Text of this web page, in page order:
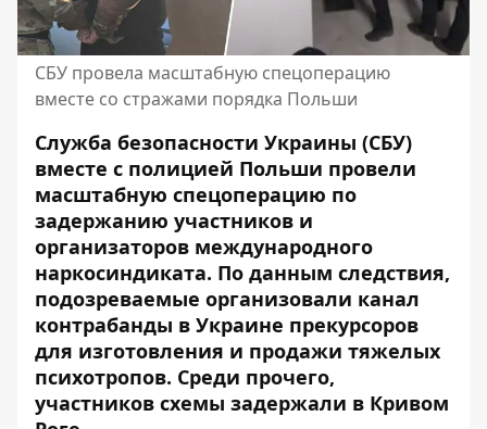
СБУ провела масштабную спецоперацию
вместе со стражами порядка Польши
Служба безопасности Украины (СБУ)
вместе с полицией Польши провели
масштабную спецоперацию по
задержанию участников и
организаторов международного
наркосиндиката. По данным следствия,
подозреваемые организовали канал
контрабанды в Украине прекурсоров
для изготовления и продажи тяжелых
психотропов. Среди прочего,
участников схемы задержали в Кривом